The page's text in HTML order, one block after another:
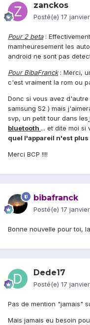
zanckos
Posté(e) 17
Pour 2 beta:
mamheuresement les
android ne sont pas
Pour BibaFranck: Merci,
c'est vraiment la rom ou
Donc si vous avez
samsung S2 ) mais
svp, un petit tour dans les
bluetooth ... et dite moi si
quel l'appareil n'est plus
Merci BCP !!!!
bibafranck
Posté(e) 17
Bonne nouvelle pour toi,
Dede17
Posté(e) 17
Pas de mention "jamais"
Mais jamais eu besoin